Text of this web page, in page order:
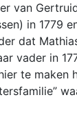
van
in 1779
dat
vader in
te maken